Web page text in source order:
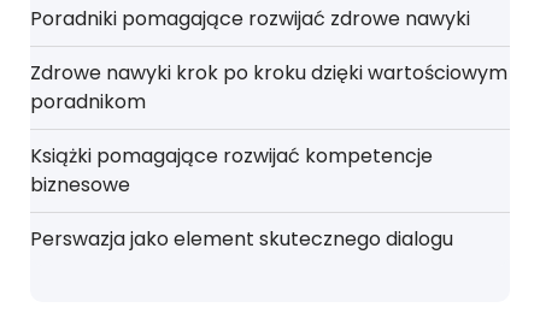
Poradniki pomagające rozwijać zdrowe nawyki
Zdrowe nawyki krok po kroku dzięki wartościowym
poradnikom
Książki pomagające rozwijać kompetencje
biznesowe
Perswazja jako element skutecznego dialogu